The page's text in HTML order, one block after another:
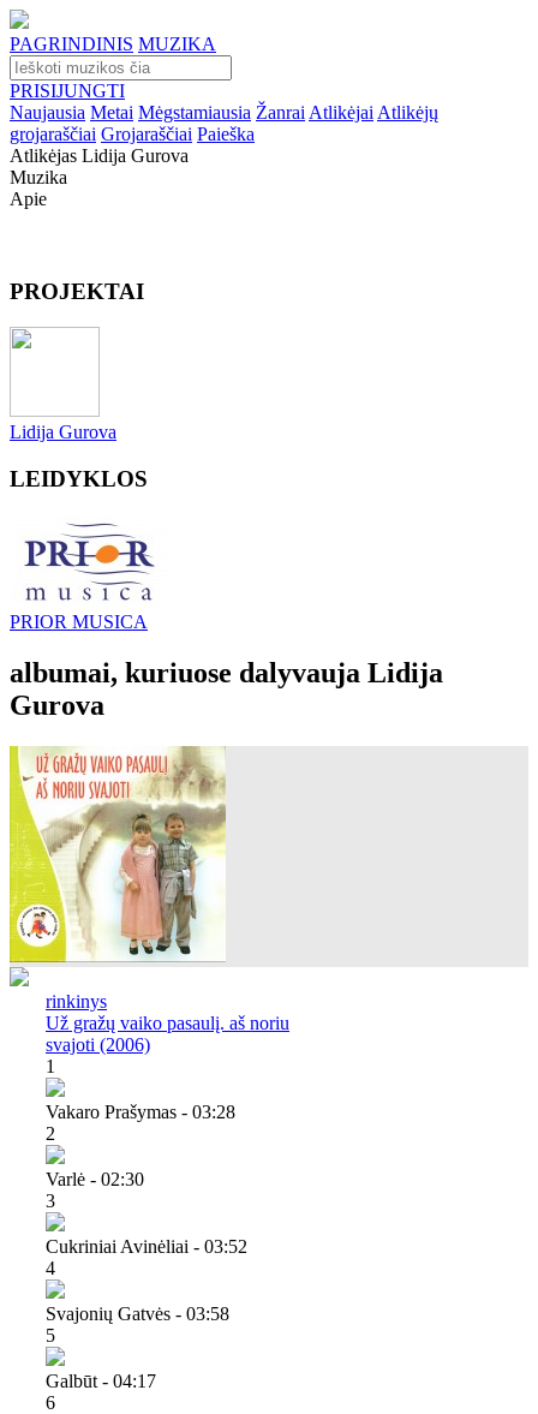
PAGRINDINIS MUZIKA
PRISIJUNGTI
Naujausia Metai Mėgstamiausia Žanrai Atlikėjai Atlikėjų
grojaraščiai Grojaraščiai Paieška
Atlikėjas Lidija Gurova
Muzika
Apie
PROJEKTAI
Lidija Gurova
LEIDYKLOS
PRIOR MUSICA
albumai, kuriuose dalyvauja Lidija
Gurova
rinkinys
Už gražų vaiko pasaulį. aš noriu
svajoti (2006)
1
Vakaro Prašymas - 03:28
2
Varlė - 02:30
3
Cukriniai Avinėliai - 03:52
4
Svajonių Gatvės - 03:58
5
Galbūt - 04:17
6